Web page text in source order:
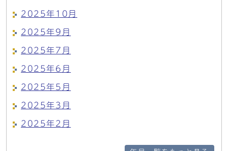
2025年10月
2025年9月
2025年7月
2025年6月
2025年5月
2025年3月
2025年2月